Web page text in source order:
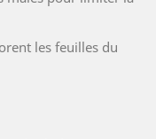
les feuilles du